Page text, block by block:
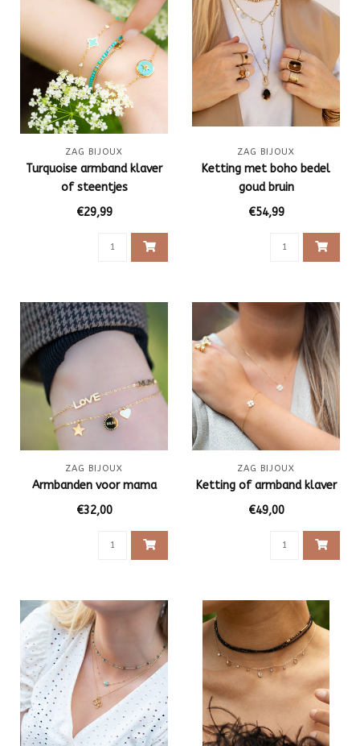
ZAG BIJOUX
Turquoise armband klaver
of steentjes
€29,99
ZAG BIJOUX
Ketting met boho bedel
goud bruin
€54,99
ZAG BIJOUX
Armbanden voor mama
€32,00
ZAG BIJOUX
Ketting of armband klaver
€49,00